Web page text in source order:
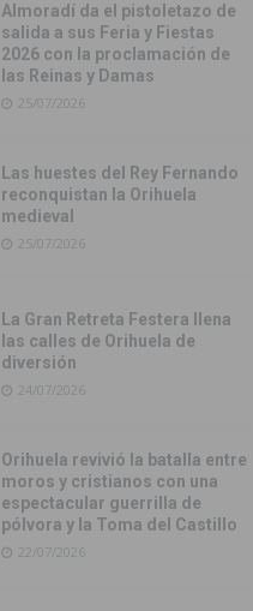
Almoradí da el pistoletazo de
salida a sus Feria y Fiestas
2026 con la proclamación de
las Reinas y Damas
25/07/2026
Las huestes del Rey Fernando
reconquistan la Orihuela
medieval
25/07/2026
La Gran Retreta Festera llena
las calles de Orihuela de
diversión
24/07/2026
Orihuela revivió la batalla entre
moros y cristianos con una
espectacular guerrilla de
pólvora y la Toma del Castillo
22/07/2026